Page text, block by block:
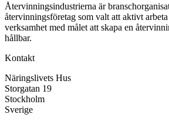
Återvinningsindustrierna är
återvinningsföretag som valt att aktivt
verksamhet med målet att skapa en
hållbar.
Kontakt
Näringslivets Hus
Storgatan 19
Stockholm
Sverige